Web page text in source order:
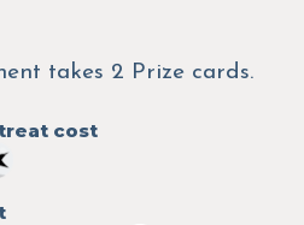
takes 2 Prize cards.
cost